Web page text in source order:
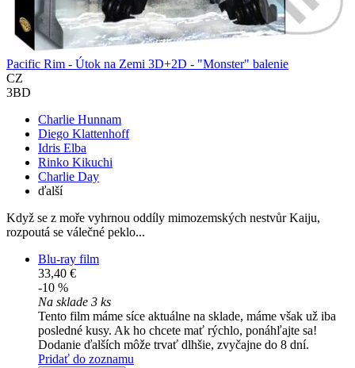
Pacific Rim - Útok na Zemi 3D+2D - "Monster" balenie
CZ
3BD
Charlie Hunnam
Diego Klattenhoff
Idris Elba
Rinko Kikuchi
Charlie Day
ďalší
Když se z moře vyhrnou oddíly mimozemských nestvůr Kaiju,
rozpoutá se válečné peklo...
Blu-ray film
33,40 €
-10 %
Na sklade 3 ks
Tento film máme síce aktuálne na sklade, máme však už iba
posledné kusy. Ak ho chcete mať rýchlo, ponáhľajte sa!
Dodanie ďalších môže trvať dlhšie, zvyčajne do 8 dní.
Pridať do zoznamu